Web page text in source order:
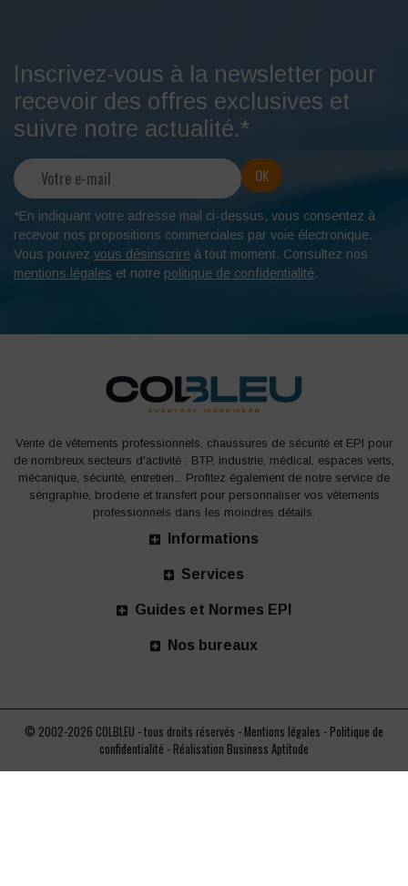
Inscrivez-vous à la newsletter pour
recevoir des offres exclusives et
suivre notre actualité.*
*En indiquant votre adresse mail ci-dessus, vous consentez à
recevoir nos propositions commerciales par voie électronique.
Vous pouvez vous désinscrire à tout moment. Consultez nos
mentions légales et notre politique de confidentialité.
Vente de vêtements professionnels, chaussures de sécurité et EPI pour
de nombreux secteurs d'activité : BTP, industrie, médical, espaces verts,
mécanique, sécurité, entretien... Profitez également de notre service de
sérigraphie, broderie et transfert pour personnaliser vos vêtements
professionnels dans les moindres détails.
Informations
Services
Guides et Normes EPI
Nos bureaux
© 2002-2026 COLBLEU - tous droits réservés - Mentions légales - Politique de
confidentialité - Réalisation Business Aptitude